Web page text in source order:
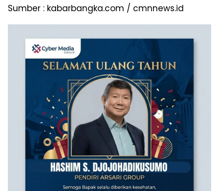
Sumber : kabarbangka.com / cmnnews.id